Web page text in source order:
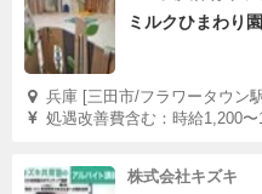
ミルクひまわり
兵庫 [三田市/フラワータウン
処遇改善費含む：時給1,200〜
株式会社キズキ